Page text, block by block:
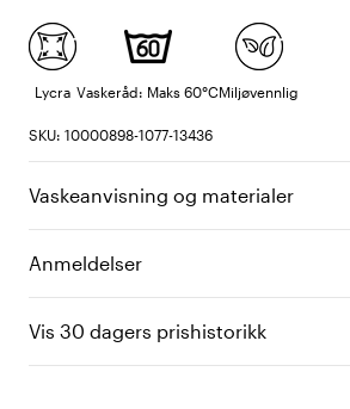
Lycra Vaskeråd: Maks 60°CMiljøvennlig
SKU: 10000898-1077-13436
Vaskeanvisning og materialer
Anmeldelser
Vis 30 dagers prishistorikk